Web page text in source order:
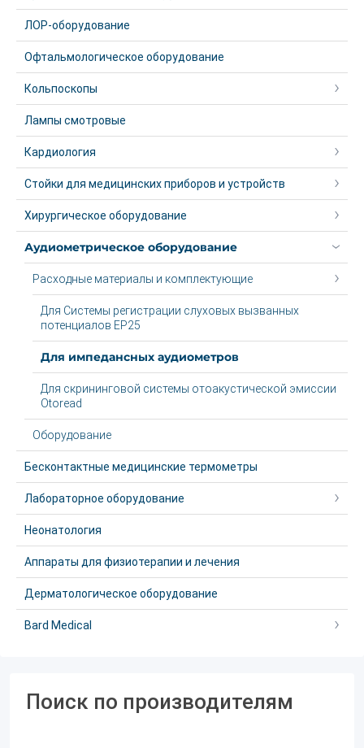
ЛОР-оборудование
Офтальмологическое оборудование
Кольпоскопы
Лампы смотровые
Кардиология
Стойки для медицинских приборов и устройств
Хирургическое оборудование
Аудиометрическое оборудование
Расходные материалы и комплектующие
Для Системы регистрации слуховых вызванных
потенциалов ЕР25
Для импедансных аудиометров
Для скрининговой системы отоакустической эмиссии
Otoread
Оборудование
Бесконтактные медицинские термометры
Лабораторное оборудование
Неонатология
Аппараты для физиотерапии и лечения
Дерматологическое оборудование
Bard Medical
Поиск по производителям